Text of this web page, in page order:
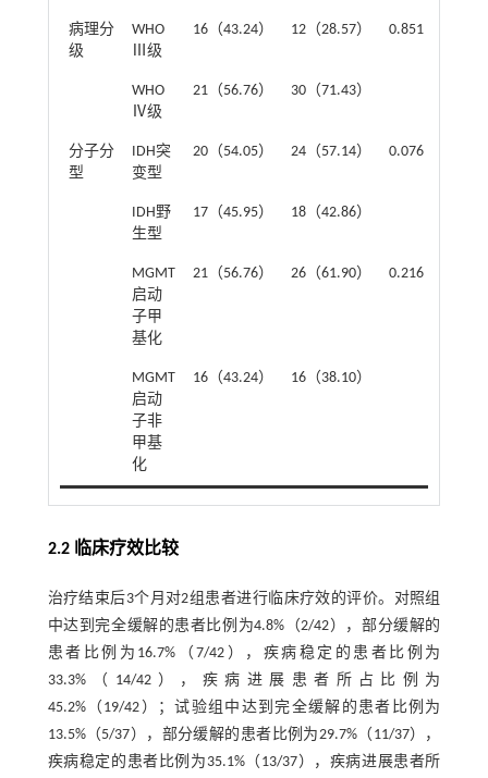
病理分
级
WHO
Ⅲ级
16（43.24） 12（28.57） 0.851
WHO
Ⅳ级
21（56.76） 30（71.43）
分子分
型
IDH突
变型
20（54.05） 24（57.14） 0.076
IDH野
生型
17（45.95） 18（42.86）
MGMT
启动
子甲
基化
21（56.76） 26（61.90） 0.216
MGMT
启动
子非
甲基
化
16（43.24） 16（38.10）
2.2 临床疗效比较
治疗结束后3个月对2组患者进行临床疗效的评价。对照组
中达到完全缓解的患者比例为4.8%（2/42），部分缓解的
患者比例为16.7%（7/42），疾病稳定的患者比例为
33.3%（14/42），疾病进展患者所占比例为
45.2%（19/42）；试验组中达到完全缓解的患者比例为
13.5%（5/37），部分缓解的患者比例为29.7%（11/37），
疾病稳定的患者比例为35.1%（13/37），疾病进展患者所